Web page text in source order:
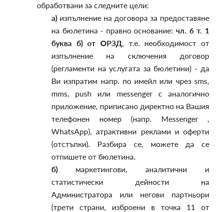
обработвани за следните цели:
а) изпълнение на договора за предоставяне
на бюлетина - правно основание: чл. 6 т. 1
буква б) от ОРЗД, т.е. необходимост от
изпълнение на сключения договор
(регламенти на услугата за бюлетини) - да
Ви изпратим напр. по имейл или чрез sms,
mms, push или messenger с аналогично
приложение, приписано директно на Вашия
телефонен номер (напр. Messenger ,
WhatsApp), атрактивни реклами и оферти
(отстъпки). Разбира се, можете да се
отпишете от бюлетина.
б) маркетингови, аналитични и
статистически дейности на
Администратора или негови партньори
(трети страни, изброени в точка 11 от